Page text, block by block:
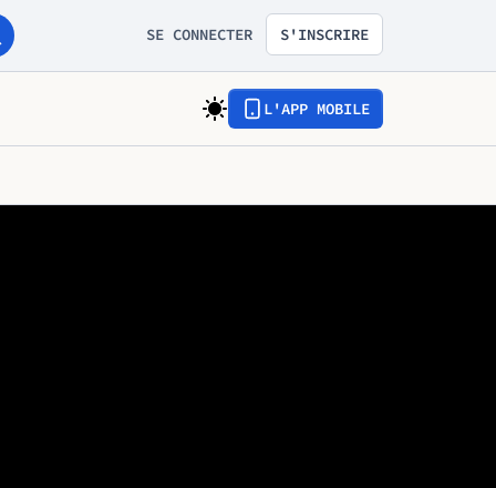
SE CONNECTER S'INSCRIRE
L'APP MOBILE